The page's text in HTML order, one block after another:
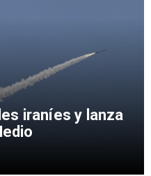
iraníes y lanza